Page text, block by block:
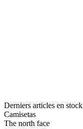
Derniers articles en stock
Camisetas
The north face